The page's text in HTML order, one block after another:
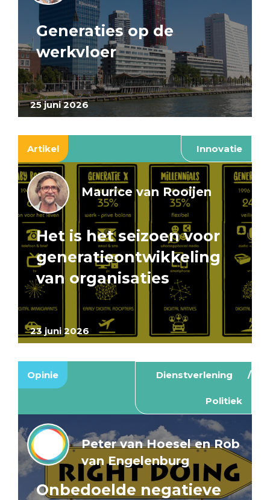
25 juni 2026
Generaties op de
werkvloer
Artikel Innovatie
23 juni 2026
Maurice van Rooijen
Het is het seizoen voor
generatieontwikkeling
van organisaties
Opinie Dienstverlening
Politiek
Peter van Hoesel en Rob
van Engelenburg
Onbedoelde negatieve